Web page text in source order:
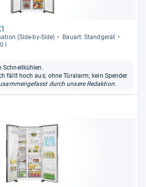
(Side-​by-​Side)
Bau­art: Stand­ge­rät
l
Schnellkühlen.
fällt hoch aus; ohne Türalarm; kein Spender
durch unsere Redaktion.